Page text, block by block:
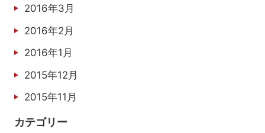
2016年3月
2016年2月
2016年1月
2015年12月
2015年11月
カテゴリー